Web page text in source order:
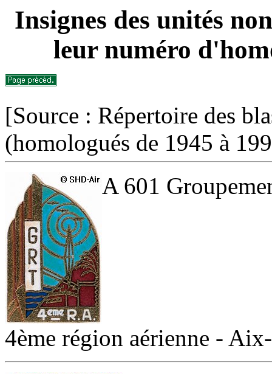
Insignes des unités
leur numéro
[Source : Répertoire des
(homologués de 1945 à
A 601
4ème région aérienne -